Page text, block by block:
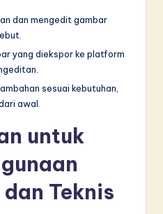
dan mengedit gambar
yang diekspor ke platform
sesuai kebutuhan,
awal.
untuk
Teknis